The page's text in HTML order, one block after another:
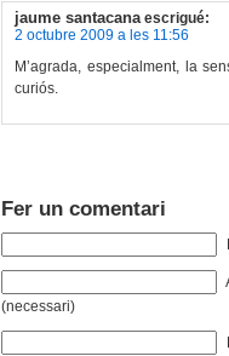
jaume santacana escrigué:
2 octubre 2009 a les 11:56
M’agrada, especialment, la
curiós.
Fer un comentari
(necessari)